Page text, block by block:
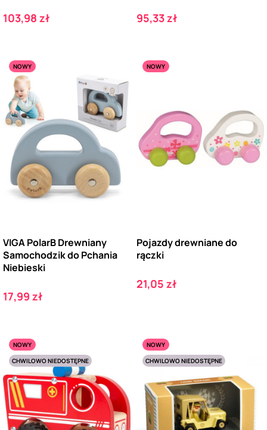
Cena
103,98 zł Cena
95,33 zł
NOWY
VIGA PolarB Drewniany
Samochodzik do Pchania
Niebieski
Cena
17,99 zł
NOWY
Pojazdy drewniane do
rączki
Cena
21,05 zł
NOWY
CHWILOWO NIEDOSTĘPNE
NOWY
CHWILOWO NIEDOSTĘPNE